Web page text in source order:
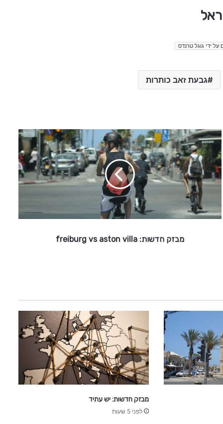
על ידי גוגל טרנדס
גבעת זאב כותרות
מ
ב
ז
ק
ח
ד
ו
ת
r
g
s
a
s
t
o
n
מבזק חדשות: freiburg vs aston villa
מבזק חדשות: יש עתיד
לפני 5 שעות